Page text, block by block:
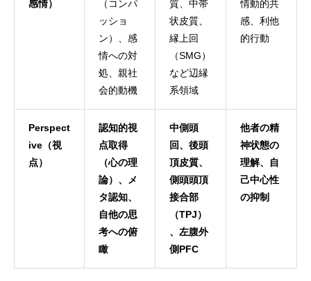
感情）
（コンパ
ッショ
ン）、感
情への対
処、親社
会的動機
質、中帯
状皮質、
縁上回
（SMG）
など辺縁
系領域
情動的共
感、利他
的行動
Perspect
ive（視
点）
認知的視
点取得
（心の理
論）、メ
タ認知、
自他の思
考への俯
瞰
中側頭
回、後頭
頂皮質、
側頭頭頂
接合部
（TPJ）
、左腹外
側PFC
他者の精
神状態の
理解、自
己中心性
の抑制